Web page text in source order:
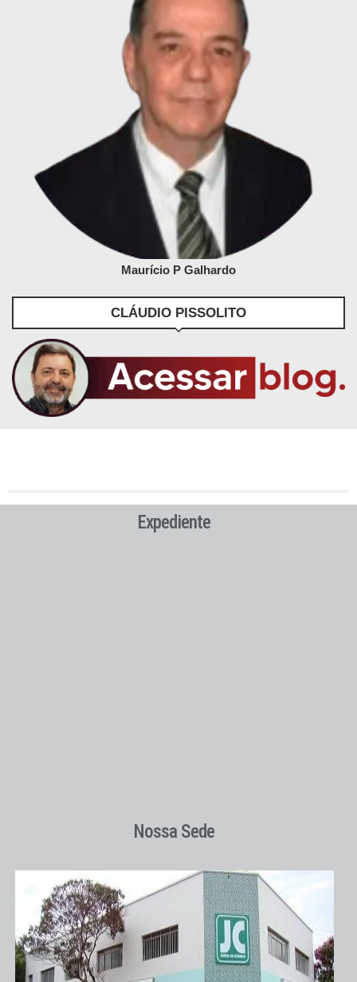
Maurício P Galhardo
CLÁUDIO PISSOLITO
Expediente
Nossa Sede